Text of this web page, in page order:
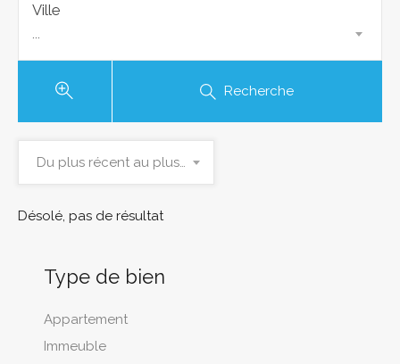
Ville
...
Recherche
Du plus récent au plus ancien
Désolé, pas de résultat
Type de bien
Appartement
Immeuble